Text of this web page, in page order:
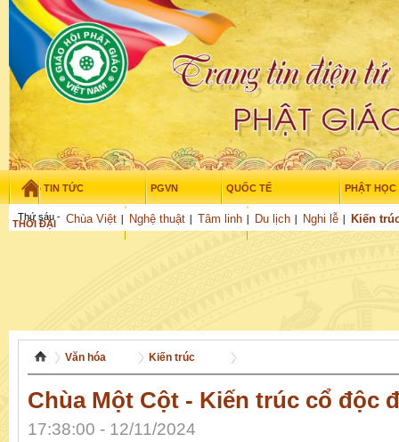
TIN TỨC PGVN QUỐC TẾ PHẬT HỌC
THỜI ĐẠI TUỔI TRẺ NGHIÊN CỨU
Chùa Việt Nghệ thuật Tâm linh Du lịch Nghi lễ Kiến
Thứ sáu - 7/08/2026 – 17:59 :36
Văn hóa Kiến trúc
Chùa Một Cột - Kiến trúc cổ độc
17:38:00 - 12/11/2024